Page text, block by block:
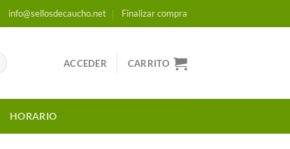
info@sellosdecaucho.net Finalizar compra
ACCEDER CARRITO
HORARIO